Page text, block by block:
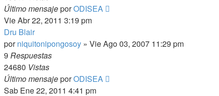
Último mensajeporODISEA
Vie Abr 22, 2011 3:19 pm
Dru Blair
porniquitonipongosoy » Vie Ago 03, 2007 11:29 pm
9 Respuestas
24680 Vistas
Último mensajeporODISEA
Sab Ene 22, 2011 4:41 pm